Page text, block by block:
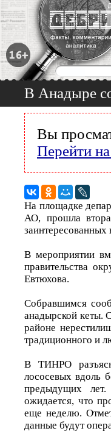
В Анадыре
Вы
Перейти
На площадке
АО, прошла
заинтересованных
В мероприятии
правительства
Евтюхова.
Собравшимся
анадырской кеты.
районе
традиционного и
В ТИНРО
лососевых вдоль
предыдущих
ожидается, что
еще неделю.
данные будут